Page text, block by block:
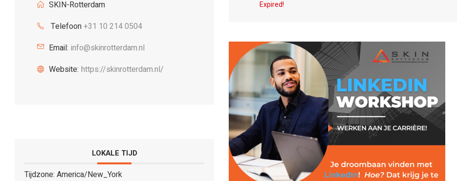
SKIN-Rotterdam
Telefoon+31 10 214 0504
Email: info@skinrotterdam.nl
Website: https://skinrotterdam.nl/
LOKALE TIJD
Tijdzone: America/New_York
Expired!